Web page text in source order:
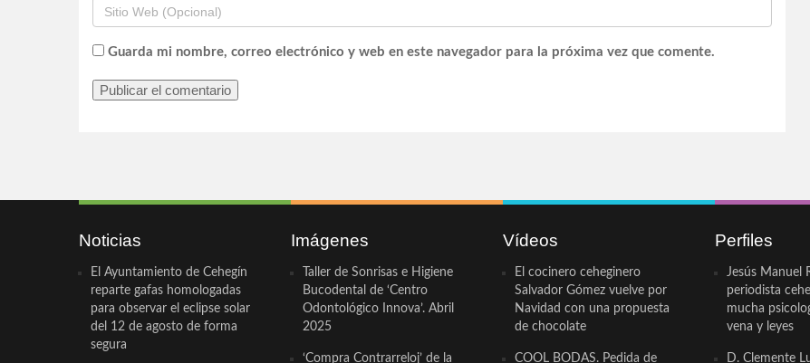
Guarda mi nombre, correo electrónico y web en este navegador para la próxima vez que comente.
Noticias
El Ayuntamiento de Cehegín
reparte gafas homologadas
para observar el eclipse solar
del 12 de agosto de forma
segura
Imágenes
Taller de Sonrisas e Higiene
Bucodental de ‘Centro
Odontológico Innova’. Abril
2025
‘Compra Contrarreloj’ de la
Vídeos
El cocinero ceheginero
Salvador Gómez vuelve por
Navidad con una propuesta
de chocolate
COOL BODAS. Pedida de
Perfiles
Jesús Manuel
periodista
mucha
vena y leyes
D. Clemente